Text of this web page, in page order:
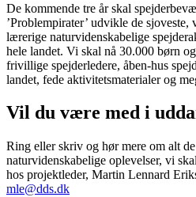
De kommende tre år skal
’Problempirater’ udvikle de sjoveste,
lærerige naturvidenskabelige
hele landet. Vi skal nå 30.000 børn
frivillige spejderledere, åben-hus
landet, fede aktivitetsmaterialer og
Vil du være med i
Ring eller skriv og hør mere om alt
naturvidenskabelige oplevelser, vi
hos projektleder, Martin Lennard
mle@dds.dk